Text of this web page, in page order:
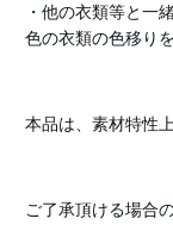
・他の衣類等と一
色の衣類の色移り
本品は、素材特性
ご了承頂ける場合